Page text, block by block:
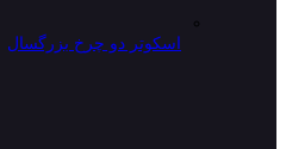
اسکوتر دو چرخ بزرگسال